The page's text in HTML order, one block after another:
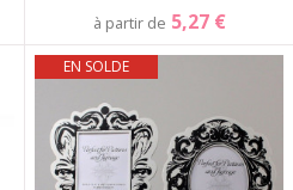
à partir de 5,27 €
EN SOLDE